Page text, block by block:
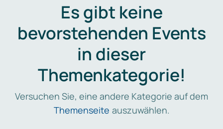
Es gibt keine
bevorstehenden Events
in dieser
Themenkategorie!
Versuchen Sie, eine andere Kategorie auf dem
Themenseite auszuwählen.